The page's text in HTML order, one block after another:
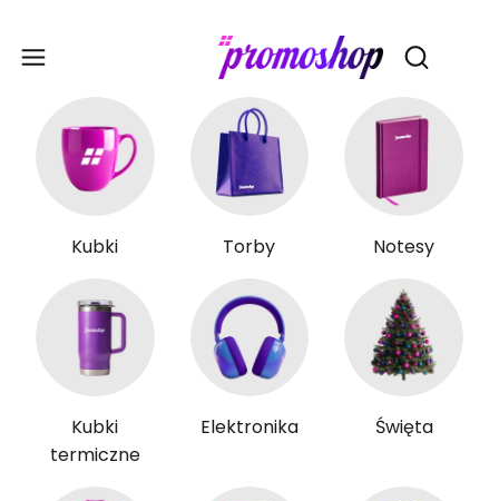
Otwórz
Kubki Torby Notesy
Kubki
termiczne
Elektronika Święta